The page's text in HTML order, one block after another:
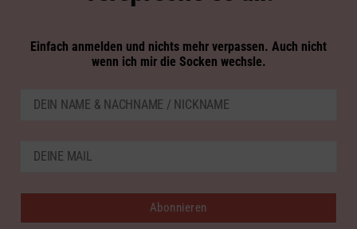
Einfach anmelden und nichts mehr verpassen. Auch nicht
wenn ich mir die Socken wechsle.